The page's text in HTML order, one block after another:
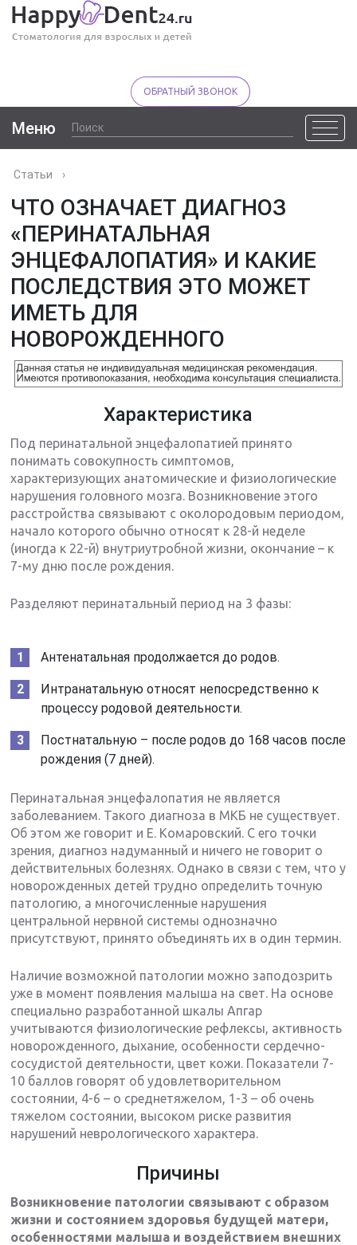
ОБРАТНЫЙ ЗВОНОК
Меню
Статьи ›
ЧТО ОЗНАЧАЕТ ДИАГНОЗ
«ПЕРИНАТАЛЬНАЯ
ЭНЦЕФАЛОПАТИЯ» И КАКИЕ
ПОСЛЕДСТВИЯ ЭТО МОЖЕТ
ИМЕТЬ ДЛЯ
НОВОРОЖДЕННОГО
Характеристика
Под перинатальной энцефалопатией принято
понимать совокупность симптомов,
характеризующих анатомические и физиологические
нарушения головного мозга. Возникновение этого
расстройства связывают с околородовым периодом,
начало которого обычно относят к 28-й неделе
(иногда к 22-й) внутриутробной жизни, окончание – к
7-му дню после рождения.
Разделяют перинатальный период на 3 фазы:
Антенатальная продолжается до родов.
Интранатальную относят непосредственно к
процессу родовой деятельности.
Постнатальную – после родов до 168 часов после
рождения (7 дней).
Перинатальная энцефалопатия не является
заболеванием. Такого диагноза в МКБ не существует.
Об этом же говорит и Е. Комаровский. С его точки
зрения, диагноз надуманный и ничего не говорит о
действительных болезнях. Однако в связи с тем, что у
новорожденных детей трудно определить точную
патологию, а многочисленные нарушения
центральной нервной системы однозначно
присутствуют, принято объединять их в один термин.
Наличие возможной патологии можно заподозрить
уже в момент появления малыша на свет. На основе
специально разработанной шкалы Апгар
учитываются физиологические рефлексы, активность
новорожденного, дыхание, особенности сердечно-
сосудистой деятельности, цвет кожи. Показатели 7-
10 баллов говорят об удовлетворительном
состоянии, 4-6 – о среднетяжелом, 1-3 – об очень
тяжелом состоянии, высоком риске развития
нарушений неврологического характера.
Причины
Возникновение патологии связывают с образом
жизни и состоянием здоровья будущей матери,
особенностями малыша и воздействием внешних